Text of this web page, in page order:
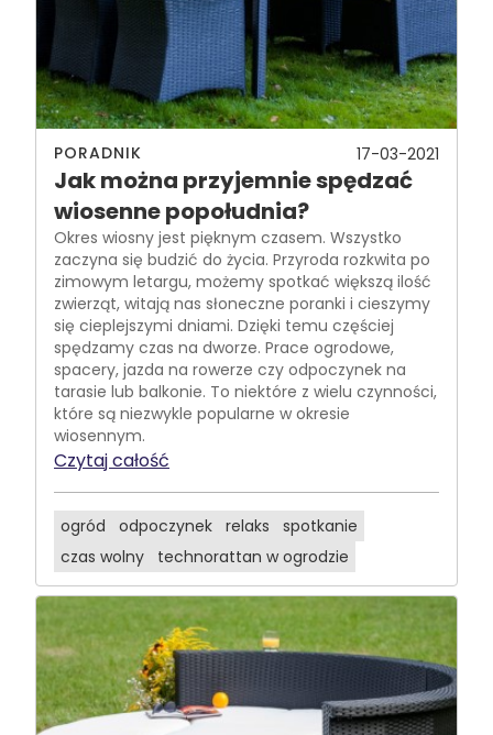
PORADNIK 17-03-2021
Jak można przyjemnie spędzać
wiosenne popołudnia?
Okres wiosny jest pięknym czasem. Wszystko
zaczyna się budzić do życia. Przyroda rozkwita po
zimowym letargu, możemy spotkać większą ilość
zwierząt, witają nas słoneczne poranki i cieszymy
się cieplejszymi dniami. Dzięki temu częściej
spędzamy czas na dworze. Prace ogrodowe,
spacery, jazda na rowerze czy odpoczynek na
tarasie lub balkonie. To niektóre z wielu czynności,
które są niezwykle popularne w okresie
wiosennym.
Czytaj całość
ogród odpoczynek relaks
spotkanie
czas wolny
technorattan w ogrodzie